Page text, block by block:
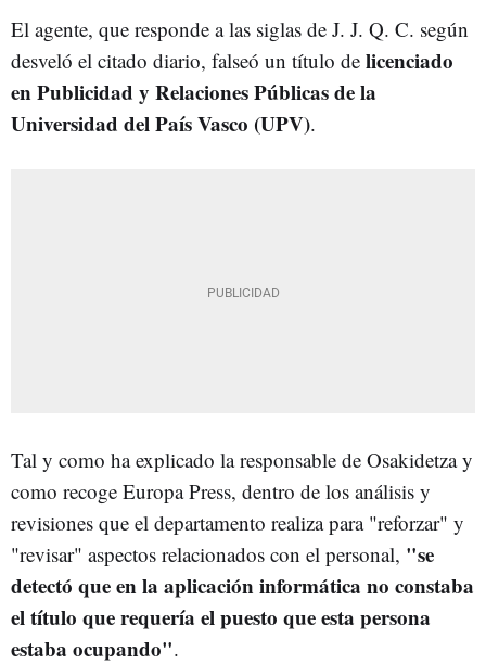
El agente, que responde a las siglas de J. J. Q. C. según
desveló el citado diario, falseó un título de licenciado
en Publicidad y Relaciones Públicas de la
Universidad del País Vasco (UPV).
Tal y como ha explicado la responsable de Osakidetza y
como recoge Europa Press, dentro de los análisis y
revisiones que el departamento realiza para "reforzar" y
"revisar" aspectos relacionados con el personal, "se
detectó que en la aplicación informática no constaba
el título que requería el puesto que esta persona
estaba ocupando".